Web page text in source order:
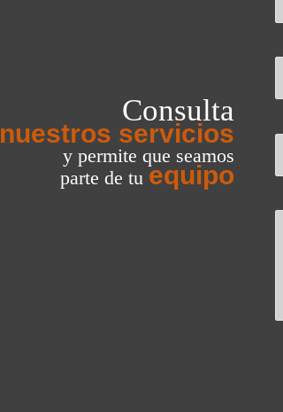
Consulta
nuestros servicios
y permite que seamos
parte de tu equipo